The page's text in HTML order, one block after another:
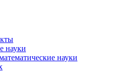
науки
науки